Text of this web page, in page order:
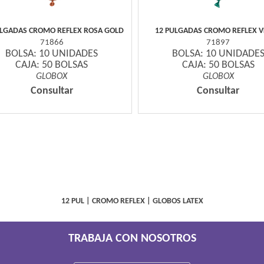
CROMO REFLEX ROSA GOLD
71866
BOLSA: 10 UNIDADES
CAJA: 50 BOLSAS
GLOBOX
Consultar
12 PULGADAS CROMO REFLEX
71897
BOLSA: 10 UNIDADES
CAJA: 50 BOLSAS
GLOBOX
Consultar
12 PUL| CROMO REFLEX| GLOBOS LATEX
TRABAJA CON NOSOTROS